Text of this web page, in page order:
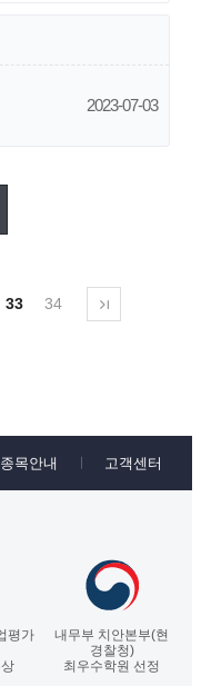
2023-07-03
33 34
목안내 고객센터
평가
내무부 치안본부(현
경찰청)
최우수학원 선정